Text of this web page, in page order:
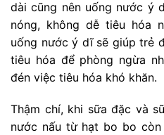
dài cũng nên uống nước ý
nóng, không dễ tiêu hóa
uống nước ý dĩ sẽ giúp trẻ
tiêu hóa để phòng ngừa
đén việc tiêu hóa khó khăn.
Thậm chí, khi sữa đặc và
nước nấu từ hạt bo bo